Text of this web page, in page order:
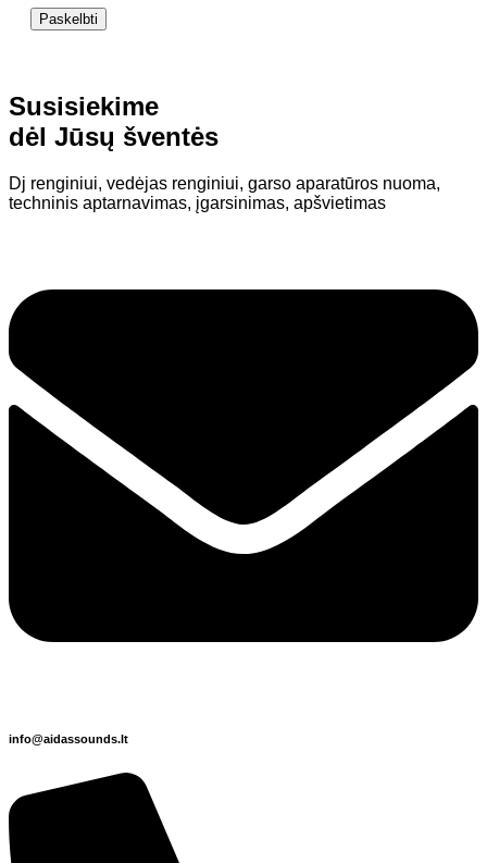
Susisiekime
dėl Jūsų šventės
Dj renginiui, vedėjas renginiui, garso aparatūros nuoma,
techninis aptarnavimas, įgarsinimas, apšvietimas
info@aidassounds.lt